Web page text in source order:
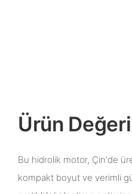
Ürün Değeri
Bu hidrolik motor, Çin'de
kompakt boyut ve verimli